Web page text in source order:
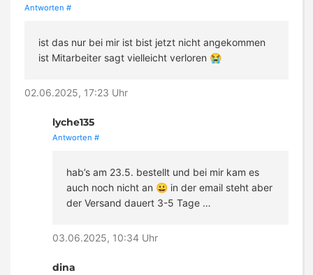
Antworten #
ist das nur bei mir ist bist jetzt nicht angekommen
ist Mitarbeiter sagt vielleicht verloren 😭
02.06.2025, 17:23 Uhr
lyche135
Antworten #
hab’s am 23.5. bestellt und bei mir kam es
auch noch nicht an 😀 in der email steht aber
der Versand dauert 3-5 Tage …
03.06.2025, 10:34 Uhr
dina